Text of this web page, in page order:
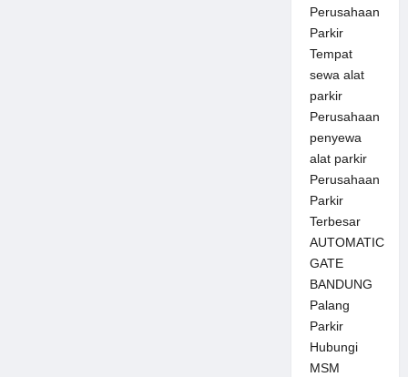
Perusahaan
Parkir
Tempat
sewa alat
parkir
Perusahaan
penyewa
alat parkir
Perusahaan
Parkir
Terbesar
AUTOMATIC
GATE
BANDUNG
Palang
Parkir
Hubungi
MSM